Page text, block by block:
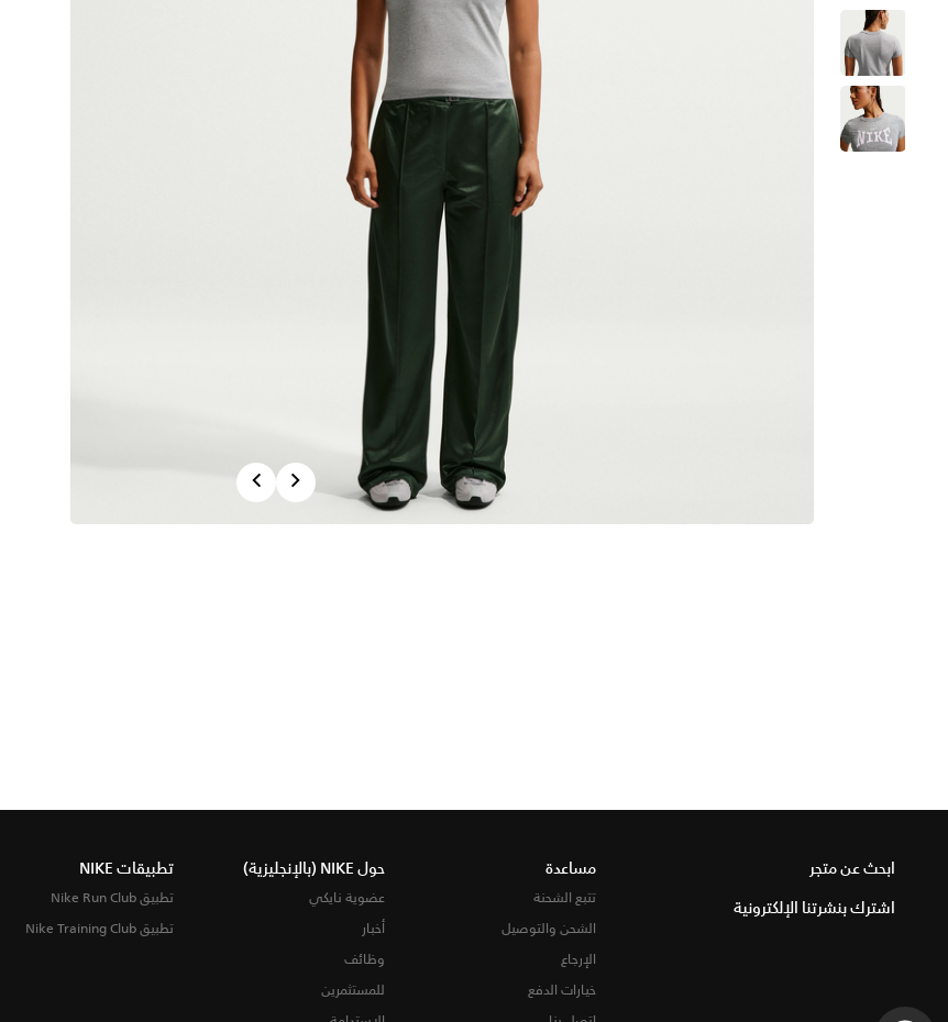
PreviousNext
ابحث عن متجر
اشترك بنشرتنا الإلكترونية
مساعدة
تتبع الشحنة
الشحن والتوصيل
الإرجاع
خيارات الدفع
حول NIKE (بالإنجليزية)
عضوية نايكي
أخبار
وظائف
للمستثمرين
تطبيقات NIKE
تطبيق Nike Run Club
تطبيق Nike Training Club